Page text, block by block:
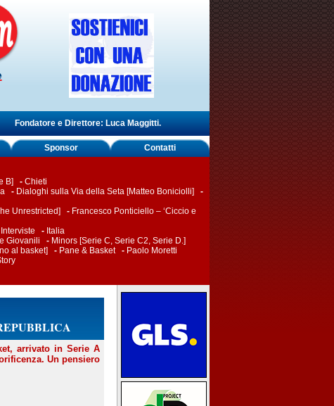
Fondatore e Direttore: Luca Maggitti.
Sponsor
Contatti
B] - Chieti
- Dialoghi sulla Via della Seta [Matteo Boniciolli] -
Unrestricted] - Francesco Ponticiello – ‘Ciccio e
Interviste - Italia
Giovanili - Minors [Serie C, Serie C2, Serie D.]
al basket] - Pane & Basket- Paolo Moretti
arrivato in Serie A
Un pensiero